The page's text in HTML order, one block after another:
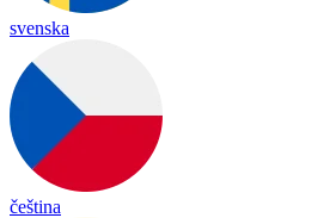
svenska
čeština